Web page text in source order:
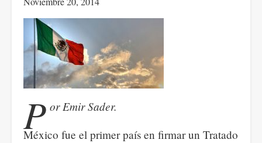
estudiantes
mexicanos,
el
Estado
y
los
narcos.
P or Emir Sader.
México fue el primer país en firmar un Tratado